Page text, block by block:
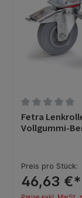
Fetra
Vollgummi-
Preis pro Stück:
46,63 €*